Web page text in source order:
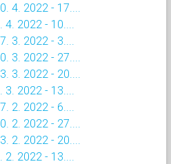
4. 2022 - 17....
2022 - 10....
3. 2022 - 3....
3. 2022 - 27....
3. 2022 - 20....
2022 - 13....
2. 2022 - 6....
2. 2022 - 27....
2. 2022 - 20....
2022 - 13....